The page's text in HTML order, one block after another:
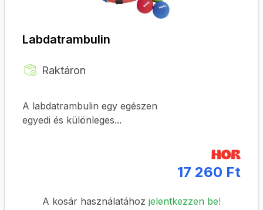
Labdatrambulin
Raktáron
A labdatrambulin egy egészen
egyedi és különleges...
17 260 Ft
A kosár használatához jelentkezzen be!